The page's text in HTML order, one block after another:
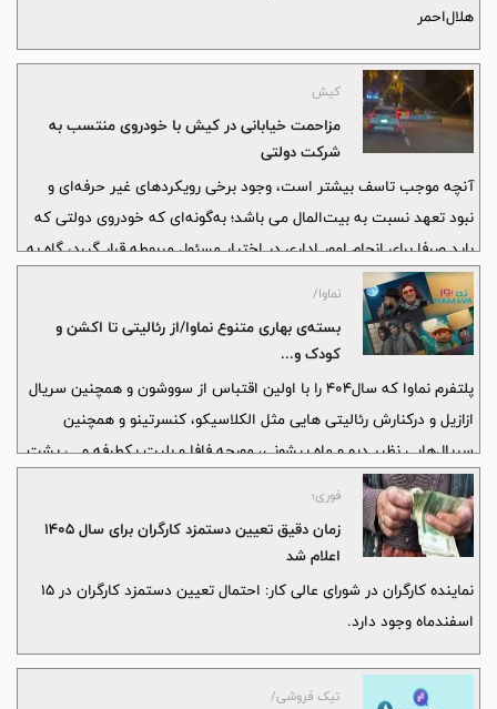
هلال‌احمر
کیش
مزاحمت خیابانی در کیش با خودروی منتسب به
شرکت دولتی
آنچه موجب تاسف بیشتر است، وجود برخی رویکردهای غیر حرفه‌ای و
نبود تعهد نسبت به بیت‌المال می باشد؛ به‌گونه‌ای که خودروی دولتی که
باید صرفا برای انجام امور اداری در اختیار مسئول مربوطه قرار گیرد، گاه به‌
راحتی در اختیار افراد غیرمسئول قرار می‌گیرد و بیشتر مواقع همین مسئله
بستر وقوع رفتارهای خارج از عرف و هنجار را در سطح جزیره فراهم می‌کند.
نماوا/
بسته‌ی بهاری متنوع نماوا/از رئالیتی تا اکشن و
کودک و...
پلتفرم نماوا که سال۴۰۴ را با اولین اقتباس از سووشون و همچنین سریال
ازازیل و درکنارش رئالیتی هایی مثل الکلاسیکو، کنسرتینو و همچنین
سریال‌هایی نظیر دیو و ماه پیشونی، مورچه فافا و بلیت یکطرفه و...، پشت
سر گذاشته بود بهار۴۰۵ را هم متنوع آغاز کرد.
فوری؛
زمان دقیق تعیین دستمزد کارگران برای سال ۱۴۰۵
اعلام شد
نماینده کارگران در شورای عالی کار: احتمال تعیین دستمزد کارگران در ۱۵
اسفندماه وجود دارد.
تیک فروشی/